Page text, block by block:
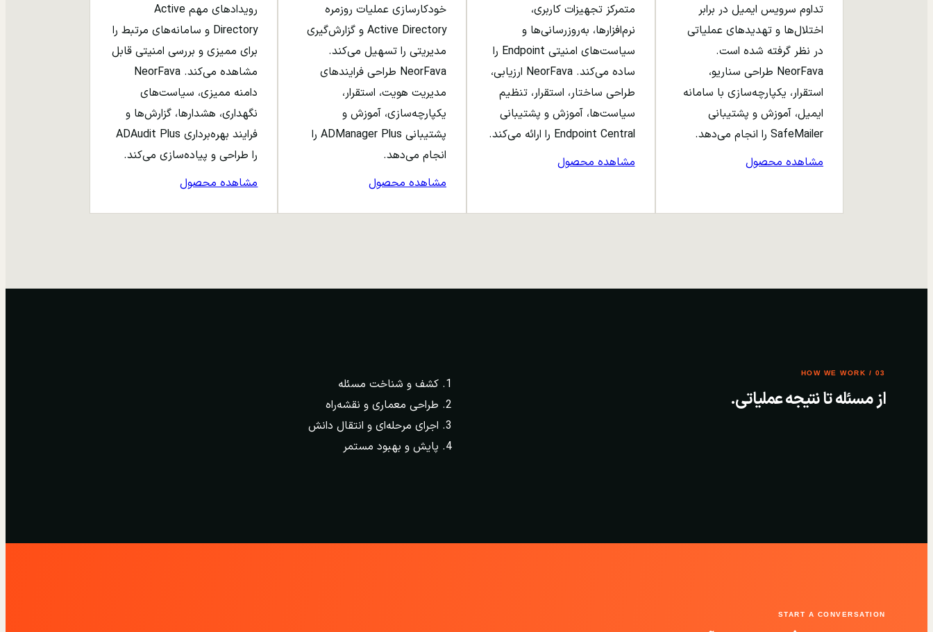
تداوم سرویس ایمیل در برابر
اختلال‌ها و تهدیدهای عملیاتی
در نظر گرفته شده است.
NeorFava طراحی سناریو،
استقرار، یکپارچه‌سازی با سامانه
ایمیل، آموزش و پشتیبانی
SafeMailer را انجام می‌دهد.
مشاهده محصول
متمرکز تجهیزات کاربری،
نرم‌افزارها، به‌روزرسانی‌ها و
سیاست‌های امنیتی Endpoint را
ساده می‌کند. NeorFava ارزیابی،
طراحی ساختار، استقرار، تنظیم
سیاست‌ها، آموزش و پشتیبانی
Endpoint Central را ارائه می‌کند.
مشاهده محصول
خودکارسازی عملیات روزمره
Active Directory و گزارش‌گیری
مدیریتی را تسهیل می‌کند.
NeorFava طراحی فرایندهای
مدیریت هویت، استقرار،
یکپارچه‌سازی، آموزش و
پشتیبانی ADManager Plus را
انجام می‌دهد.
مشاهده محصول
رویدادهای مهم Active
Directory و سامانه‌های مرتبط را
برای ممیزی و بررسی امنیتی قابل
مشاهده می‌کند. NeorFava
دامنه ممیزی، سیاست‌های
نگهداری، هشدارها، گزارش‌ها و
فرایند بهره‌برداری ADAudit Plus
را طراحی و پیاده‌سازی می‌کند.
مشاهده محصول
03 / HOW WE WORK
از مسئله تا نتیجه عملیاتی.
کشف و شناخت مسئله
طراحی معماری و نقشه‌راه
اجرای مرحله‌ای و انتقال دانش
پایش و بهبود مستمر
START A CONVERSATION